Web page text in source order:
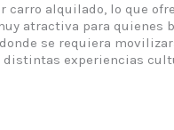
alquilado, lo que
atractiva para quienes
se requiera
experiencias